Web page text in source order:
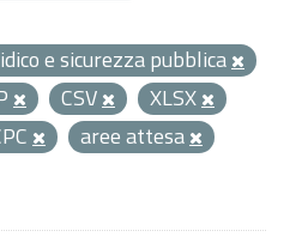
e sicurezza pubblica
CSV
XLSX
aree attesa